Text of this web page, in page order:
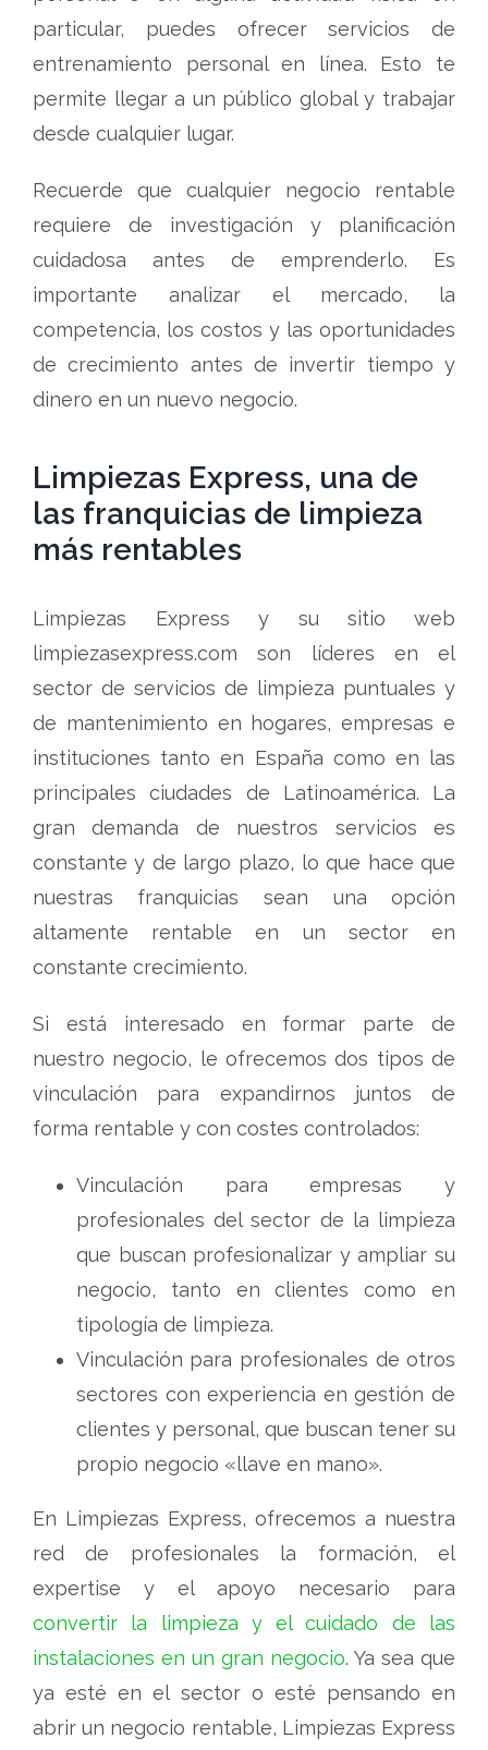
particular, puedes ofrecer servicios de
entrenamiento personal en línea. Esto te
permite llegar a un público global y trabajar
desde cualquier lugar.
Recuerde que cualquier negocio rentable
requiere de investigación y planificación
cuidadosa antes de emprenderlo. Es
importante analizar el mercado, la
competencia, los costos y las oportunidades
de crecimiento antes de invertir tiempo y
dinero en un nuevo negocio.
Limpiezas Express, una de
las franquicias de limpieza
más rentables
Limpiezas Express y su sitio web
limpiezasexpress.com son líderes en el
sector de servicios de limpieza puntuales y
de mantenimiento en hogares, empresas e
instituciones tanto en España como en las
principales ciudades de Latinoamérica. La
gran demanda de nuestros servicios es
constante y de largo plazo, lo que hace que
nuestras franquicias sean una opción
altamente rentable en un sector en
constante crecimiento.
Si está interesado en formar parte de
nuestro negocio, le ofrecemos dos tipos de
vinculación para expandirnos juntos de
forma rentable y con costes controlados:
Vinculación para empresas y
profesionales del sector de la limpieza
que buscan profesionalizar y ampliar su
negocio, tanto en clientes como en
tipología de limpieza.
Vinculación para profesionales de otros
sectores con experiencia en gestión de
clientes y personal, que buscan tener su
propio negocio «llave en mano».
En Limpiezas Express, ofrecemos a nuestra
red de profesionales la formación, el
expertise y el apoyo necesario para
convertir la limpieza y el cuidado de las
instalaciones en un gran negocio. Ya sea que
ya esté en el sector o esté pensando en
abrir un negocio rentable, Limpiezas Express